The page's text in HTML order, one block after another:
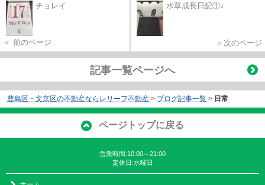
チョレイ
＜ 前のページ
水草成長日記①♪
＞次のページ
記事一覧ページへ
豊島区・文京区の不動産ならレリーフ不動産 > ブログ記事一覧 > 日常
ページトップに戻る
営業時間:10:00～21:00
定休日:水曜日